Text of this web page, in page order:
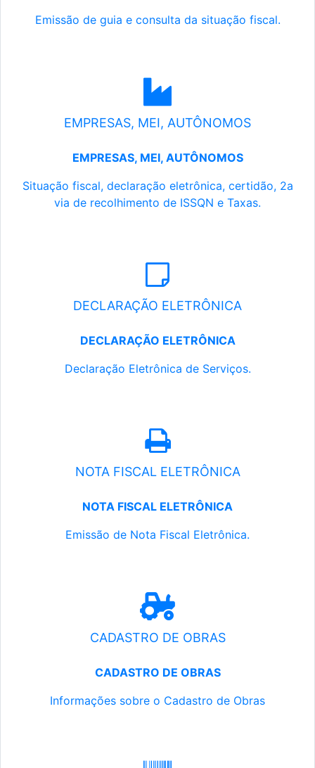
Emissão de guia e consulta da situação fiscal.
EMPRESAS, MEI, AUTÔNOMOS
EMPRESAS, MEI, AUTÔNOMOS
Situação fiscal, declaração eletrônica, certidão, 2a
via de recolhimento de ISSQN e Taxas.
DECLARAÇÃO ELETRÔNICA
DECLARAÇÃO ELETRÔNICA
Declaração Eletrônica de Serviços.
NOTA FISCAL ELETRÔNICA
NOTA FISCAL ELETRÔNICA
Emissão de Nota Fiscal Eletrônica.
CADASTRO DE OBRAS
CADASTRO DE OBRAS
Informações sobre o Cadastro de Obras